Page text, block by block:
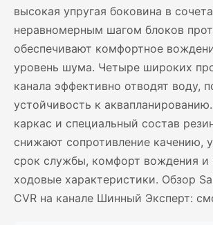
высокая упругая боковина в
неравномерным шагом блоков
обеспечивают комфортное
уровень шума. Четыре широких
канала эффективно отводят воду,
устойчивость к
каркас и специальный состав
снижают сопротивление качению,
срок службы, комфорт вождения
ходовые характеристики. Обзор
CVR на канале Шинный Эксперт: